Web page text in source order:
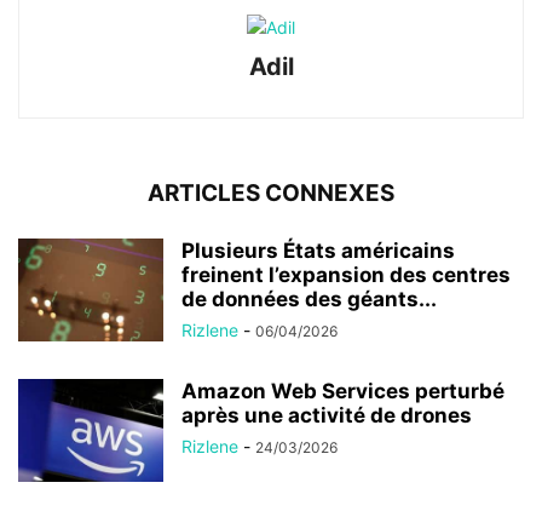
Adil
ARTICLES CONNEXES
Plusieurs États américains
freinent l’expansion des centres
de données des géants...
Rizlene - 06/04/2026
Amazon Web Services perturbé
après une activité de drones
Rizlene - 24/03/2026